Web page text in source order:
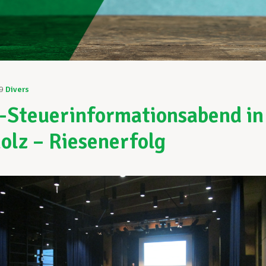
Divers
Steuerinformationsabend in
– Riesenerfolg